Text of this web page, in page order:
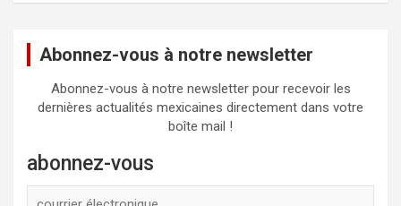
Abonnez-vous à notre newsletter
Abonnez-vous à notre newsletter pour recevoir les
dernières actualités mexicaines directement dans votre
boîte mail !
abonnez-vous